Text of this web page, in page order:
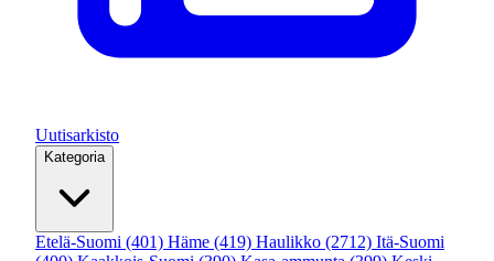
Uutisarkisto
Kategoria
Etelä-Suomi (401) Häme (419) Haulikko (2712) Itä-Suomi